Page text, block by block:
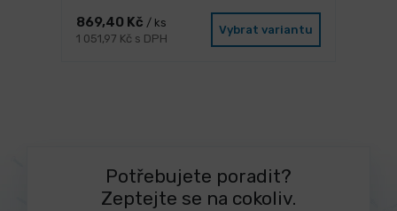
869,40 Kč / ks
1 051,97 Kč s DPH
Vybrat variantu
Potřebujete poradit?
Zeptejte se na cokoliv.